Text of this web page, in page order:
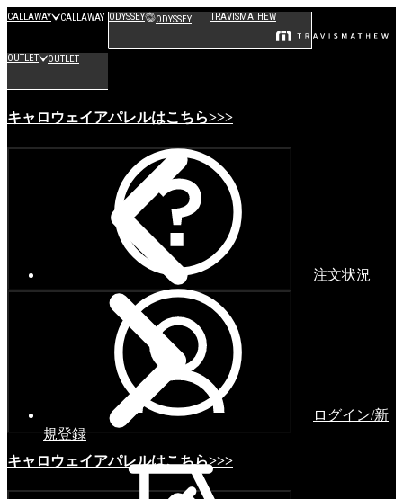
CALLAWAY CALLAWAY ODYSSEY ODYSSEY TRAVISMATHEW
OUTLET OUTLET
キャロウェイアパレルはこちら>>>
キャロウェイアパレルはこちら>>>
注文状況
ログイン/新
規登録